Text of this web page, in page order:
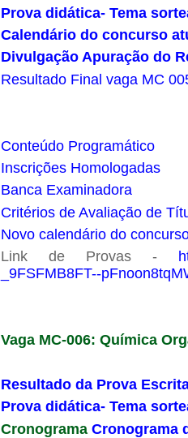
Prova didática- Tema
Calendário do concurso
Divulgação Apuração do
Resultado Final vaga MC
Conteúdo Programático
Inscrições Homologadas
Banca Examinadora
Critérios de Avaliação de
Novo calendário do
Link de Provas -
_9FSFMB8FT--
Vaga MC-006: Química
Resultado da Prova
Prova didática- Tema
Cronograma Cronograma